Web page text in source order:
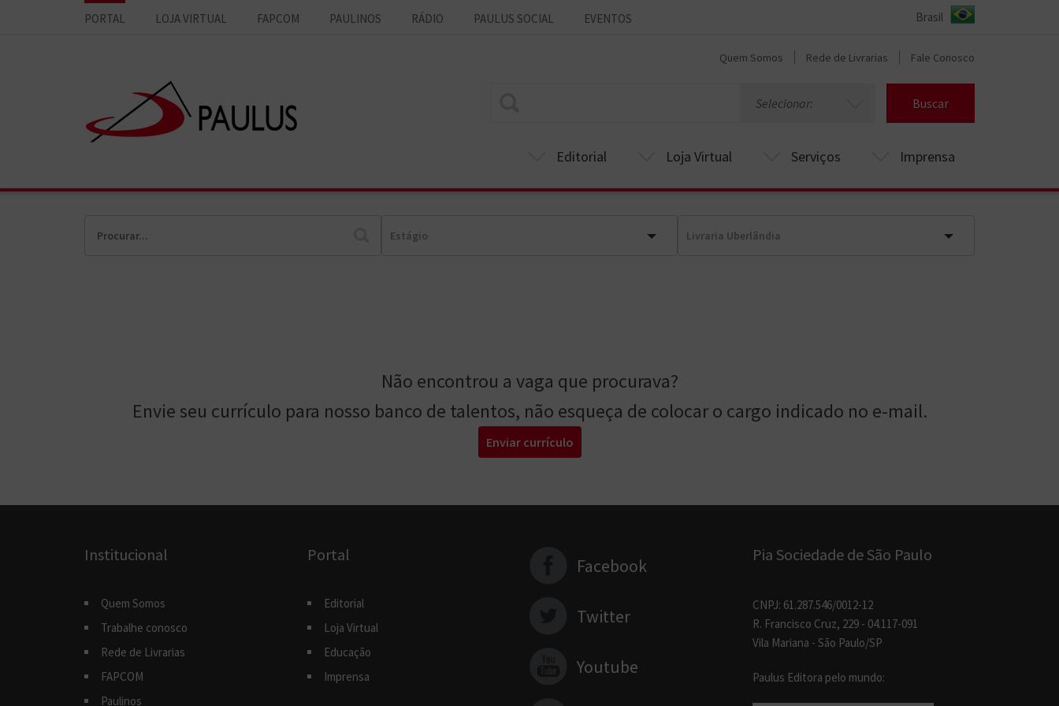
PORTAL LOJA VIRTUAL FAPCOM PAULINOS RÁDIO PAULUS SOCIAL EVENTOS
Quem Somos Rede de Livrarias Fale Conosco
Selecionar: Buscar
Editorial Loja Virtual Serviços Imprensa
Estágio Livraria Uberlândia
Não encontrou a vaga que procurava?
Envie seu currículo para nosso banco de talentos, não esqueça de colocar o cargo indicado no e-mail.
Enviar currículo
Institucional
Quem Somos
Trabalhe conosco
Rede de Livrarias
FAPCOM
Paulinos
Portal
Editorial
Loja Virtual
Educação
Imprensa
Facebook
Twitter
Youtube
Pia Sociedade de São Paulo
CNPJ: 61.287.546/0012-12
R. Francisco Cruz, 229 - 04.117-091
Vila Mariana - São Paulo/SP
Paulus Editora pelo mundo: